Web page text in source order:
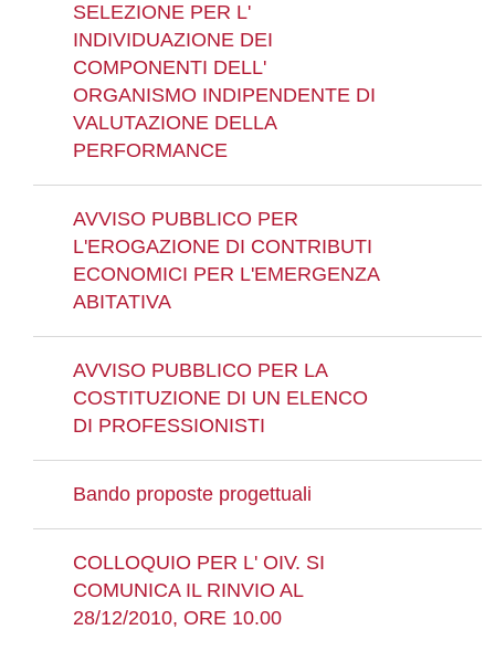
SELEZIONE PER L'
INDIVIDUAZIONE DEI
COMPONENTI DELL'
ORGANISMO INDIPENDENTE DI
VALUTAZIONE DELLA
PERFORMANCE
AVVISO PUBBLICO PER
L'EROGAZIONE DI CONTRIBUTI
ECONOMICI PER L'EMERGENZA
ABITATIVA
AVVISO PUBBLICO PER LA
COSTITUZIONE DI UN ELENCO
DI PROFESSIONISTI
Bando proposte progettuali
COLLOQUIO PER L' OIV. SI
COMUNICA IL RINVIO AL
28/12/2010, ORE 10.00